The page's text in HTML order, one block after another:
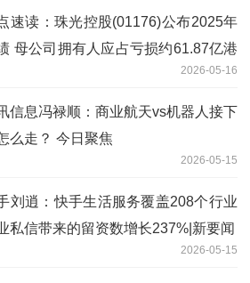
速读：珠光控股(01176)公布2025年
母公司拥有人应占亏损约61.87亿港
同比扩大81.33% 5月18日复牌2026-05-16
信息冯禄顺：商业航天vs机器人接下
么走？ 今日聚焦
2026-05-15
刘逍：快手生活服务覆盖208个行业
私信带来的留资数增长237%|新要闻
2026-05-15